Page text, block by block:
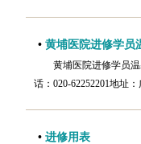
• 黄埔医院进修学员
黄埔医院进修学员
话：020-62252201地址
• 进修用表